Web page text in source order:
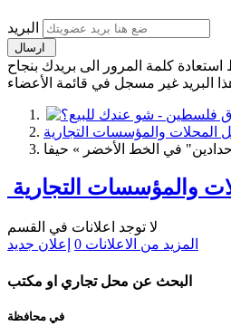
البريد
البريد غير مسجل في قائمة الأعضاء
المحلات والمؤسسات التجارية
في الخط الأخضر » حيفا
والمؤسسات التجارية
لا توجد اعلانات في القسم
المزيد من الاعلانات 0 إعلان جديد
البحث عن محل تجاري او مكتب
في محافظة